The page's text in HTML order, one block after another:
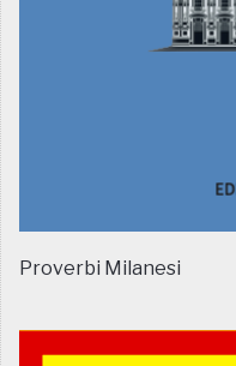
Proverbi Milanesi